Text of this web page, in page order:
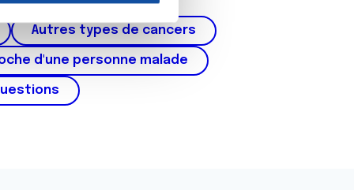
informations que
Autres types de cancers
d'une personne malade